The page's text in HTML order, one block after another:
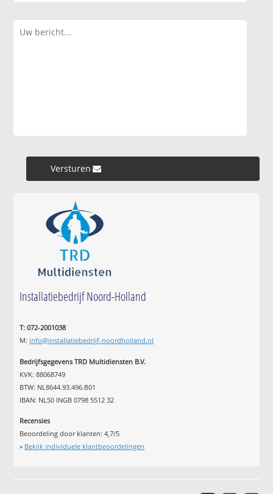
Versturen »
Installatiebedrijf Noord-Holland
T: 072-2001038
M: info@installatiebedrijf-noordholland.nl
Bedrijfsgegevens TRD Multidiensten B.V.
KVK: 88068749
BTW: NL8644.93.496.B01
IBAN: NL50 INGB 0798 5512 32
Recensies
Beoordeling door klanten:4,7/5
» Bekijk individuele klantbeoordelingen